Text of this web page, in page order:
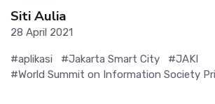
Siti Aulia
28 April 2021
#aplikasi #Jakarta Smart City
#JAKI
#World Summit on Information Society